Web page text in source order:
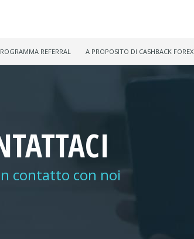
REFERRAL A PROPOSITO DI CASHBACK FOREX
contatto con noi